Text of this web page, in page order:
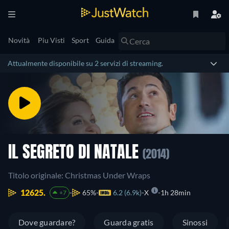
Novità Piu Visti Sport Guida
Attualmente disponibile su 2 servizi di streaming.
IL SEGRETO DI NATALE (2014)
Titolo originale: Christmas Under Wraps
12625.
+7 65% 6.2 (6.9k) X 1h 28min
Dove guardare? Guarda gratis Sinossi